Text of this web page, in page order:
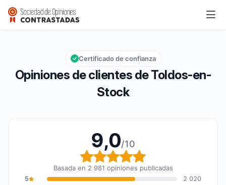
Toldos-en-Stock
Calificación global: 9,0 de 10
9,0/10
Opiniones de clientes de Toldos-en-
Stock
Certificado de confianza
9,0/10
Calificación global: 9,0
Basada en 2 981 opiniones publicadas
5
2 020